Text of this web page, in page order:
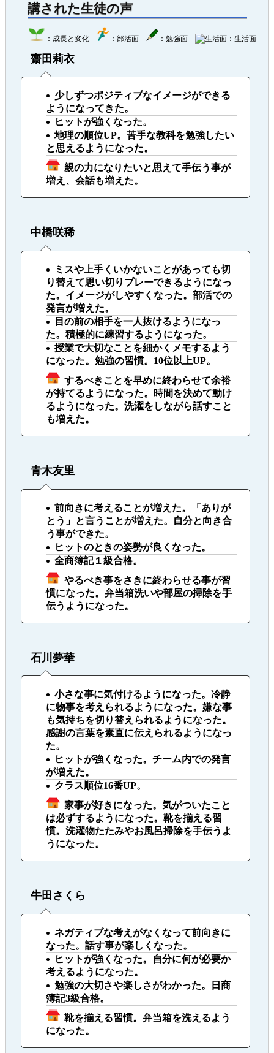
講された生徒の声
：成長と変化 ：部活面 ：勉強面 ：生活面
齋田莉衣
少しずつポジティブなイメージができる
ようになってきた。
ヒットが強くなった。
地理の順位UP。苦手な教科を勉強したい
と思えるようになった。
親の力になりたいと思えて手伝う事が
増え、会話も増えた。
中橋咲稀
ミスや上手くいかないことがあっても切
り替えて思い切りプレーできるようになっ
た。イメージがしやすくなった。部活での
発言が増えた。
目の前の相手を一人抜けるようになっ
た。積極的に練習するようになった。
授業で大切なことを細かくメモするよう
になった。勉強の習慣。10位以上UP。
するべきことを早めに終わらせて余裕
が持てるようになった。時間を決めて動け
るようになった。洗濯をしながら話すこと
も増えた。
青木友里
前向きに考えることが増えた。「ありが
とう」と言うことが増えた。自分と向き合
う事ができた。
ヒットのときの姿勢が良くなった。
全商簿記１級合格。
やるべき事をさきに終わらせる事が習
慣になった。弁当箱洗いや部屋の掃除を手
伝うようになった。
石川夢華
小さな事に気付けるようになった。冷静
に物事を考えられるようになった。嫌な事
も気持ちを切り替えられるようになった。
感謝の言葉を素直に伝えられるようになっ
た。
ヒットが強くなった。チーム内での発言
が増えた。
クラス順位16番UP。
家事が好きになった。気がついたこと
は必ずするようになった。靴を揃える習
慣。洗濯物たたみやお風呂掃除を手伝うよ
うになった。
牛田さくら
ネガティブな考えがなくなって前向きに
なった。話す事が楽しくなった。
ヒットが強くなった。自分に何が必要か
考えるようになった。
勉強の大切さや楽しさがわかった。日商
簿記3級合格。
靴を揃える習慣。弁当箱を洗えるよう
になった。